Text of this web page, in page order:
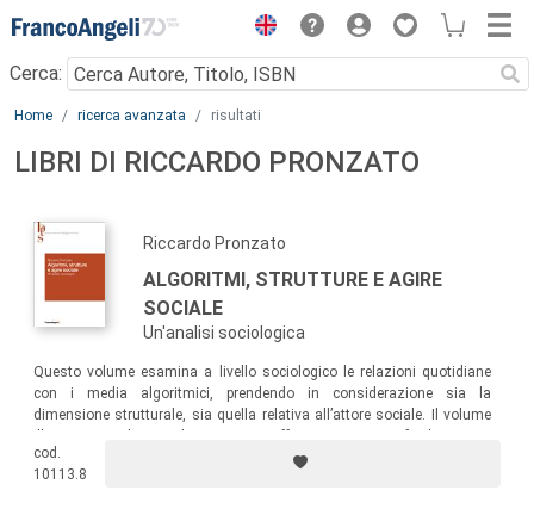
Menu
Cerca:
Main content
Home ricerca avanzata risultati
LIBRI DI RICCARDO PRONZATO
Riccardo Pronzato
ALGORITMI, STRUTTURE E AGIRE
SOCIALE
Un'analisi sociologica
Questo volume esamina a livello sociologico le relazioni quotidiane
con i media algoritmici, prendendo in considerazione sia la
dimensione strutturale, sia quella relativa all’attore sociale. Il volume
comprensione critica delle tecnologie e per lo sviluppo di attività che
possano contrastare il potere egemonico delle piattaforme.
cod.
10113.8